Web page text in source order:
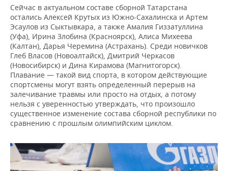
Сейчас в актуальном составе сборной Татарстана
остались Алексей Крутых из Южно-Сахалинска и Артем
Эсаулов из Сыктывкара, а также Амалия Гиззатуллина
(Уфа), Ирина Злобина (Красноярск), Алиса Михеева
(Калтан), Дарья Черемина (Астрахань). Среди новичков
Глеб Власов (Новоалтайск), Дмитрий Черкасов
(Новосибирск) и Дина Кирамова (Магнитогорск).
Плавание — такой вид спорта, в котором действующие
спортсмены могут взять определенный перерыв на
залечивание травмы или просто на отдых, а потому
нельзя с уверенностью утверждать, что произошло
существенное изменение состава сборной республики по
сравнению с прошлым олимпийским циклом.